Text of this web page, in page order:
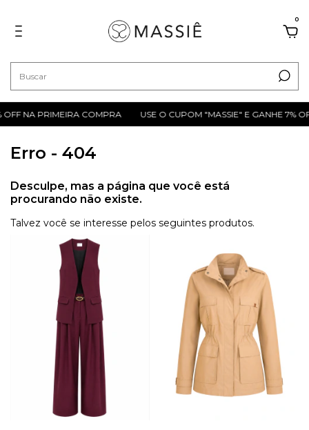
0
NA PRIMEIRA COMPRA USE O CUPOM "MASSIE" E GANHE 7%
Erro - 404
Desculpe, mas a página que você está
procurando não existe.
Talvez você se interesse pelos seguintes produtos.